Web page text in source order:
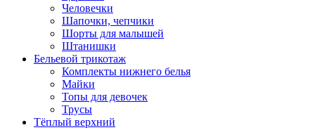
Человечки
Шапочки, чепчики
Шорты для малышей
Штанишки
Бельевой трикотаж
Комплекты нижнего белья
Майки
Топы для девочек
Трусы
Тёплый верхний